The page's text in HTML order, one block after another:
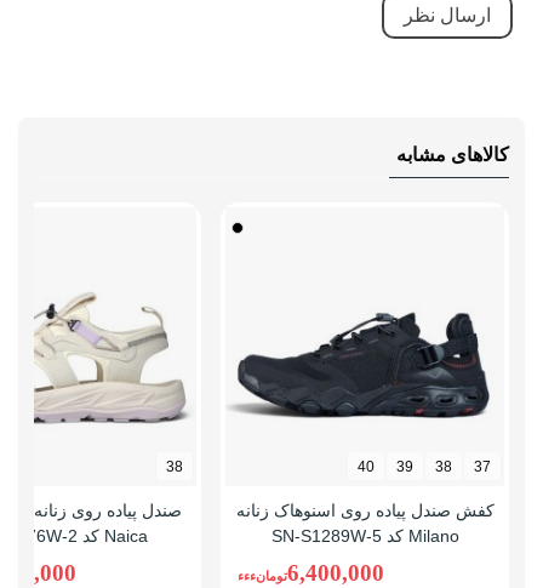
کالاهای مشابه
37
38
39
40
کفش صندل پیاده روی اسنوهاک زنانه
Milano کد SN-S1289W-5
6,400,000تومانءءء
38
صندل پیاده روی زنانه
Naica کد SN-S1276W-2